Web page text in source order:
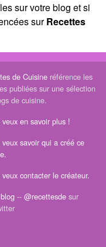
sur votre blog et si
surRecettes
de Cuisine référence les
publiées sur une sélection
de cuisine.
veux en savoir plus !
veux savoir qui a créé ce
veux contacter le créateur.
-- @recettesde sur